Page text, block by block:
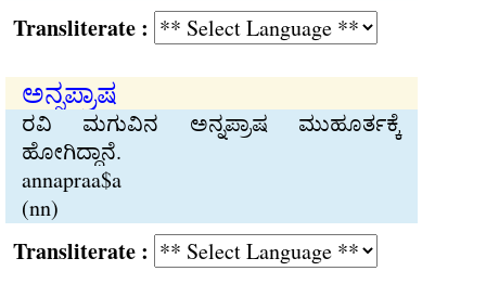
:
ಅನ್ನಪ್ರಾಷ
ರವಿ ಮಗುವಿನ ಅನ್ನಪ್ರಾಷ ಮುಹೂರ್ತಕ್ಕೆ
ಹೋಗಿದ್ದಾನೆ.
annapraa$a
(nn)
: